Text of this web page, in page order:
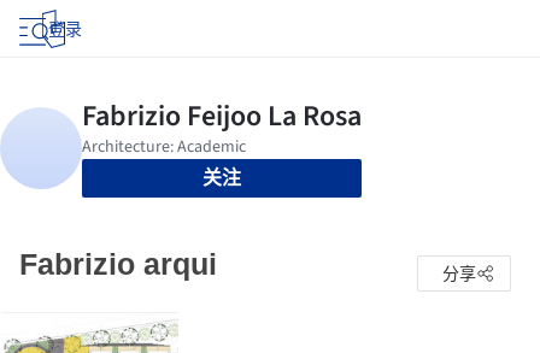
登录
关注
Fabrizio arqui 分享